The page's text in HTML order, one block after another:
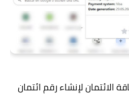
لإنشاء رقم ائتمان